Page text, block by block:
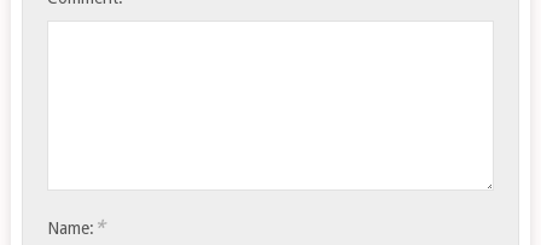
Name: *